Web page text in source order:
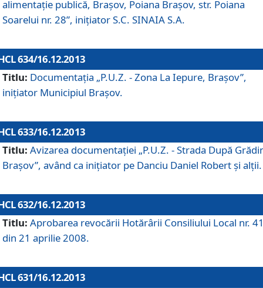
alimentaţie publică, Braşov, Poiana Braşov, str. Poiana
Soarelui nr. 28”, iniţiator S.C. SINAIA S.A.
634/16.12.2013
Titlu: Documentaţia „P.U.Z. - Zona La Iepure, Braşov”,
iniţiator Municipiul Braşov.
633/16.12.2013
Titlu: Avizarea documentaţiei „P.U.Z. - Strada După
Braşov”, având ca iniţiator pe Danciu Daniel Robert şi alţii.
632/16.12.2013
Titlu: Aprobarea revocării Hotărârii Consiliului Local nr.
din 21 aprilie 2008.
631/16.12.2013